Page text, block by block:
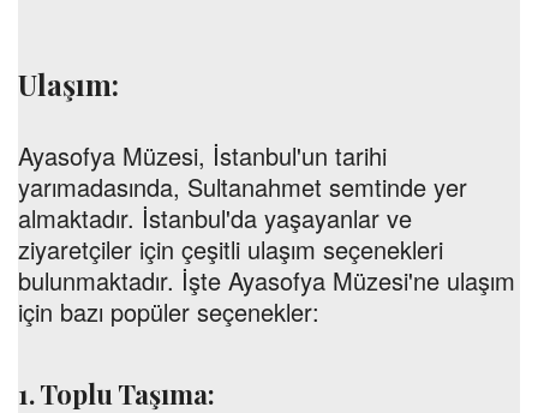
Ulaşım:
Ayasofya Müzesi, İstanbul'un tarihi
yarımadasında, Sultanahmet semtinde yer
almaktadır. İstanbul'da yaşayanlar ve
ziyaretçiler için çeşitli ulaşım seçenekleri
bulunmaktadır. İşte Ayasofya Müzesi'ne ulaşım
için bazı popüler seçenekler:
1. Toplu Taşıma: